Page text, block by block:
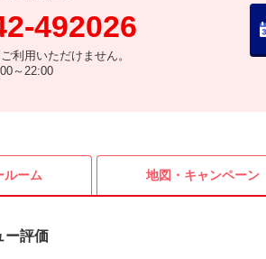
492026
利用いただけません。
～22:00
ルーム 地図・ キャンペーン
ー評価